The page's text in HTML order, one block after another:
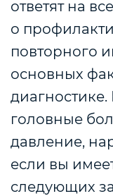
ответят на
о
повторного
основных
диагностике.
головные
давление,
если вы
следующих